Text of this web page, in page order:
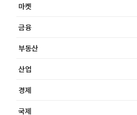
마켓
금융
부동산
산업
경제
국제